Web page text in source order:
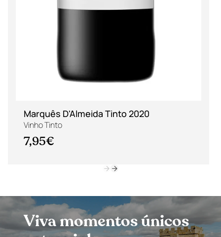
Marquês D'Almeida Tinto 2020
Vinho Tinto
7,95€
Viva momentos únicos